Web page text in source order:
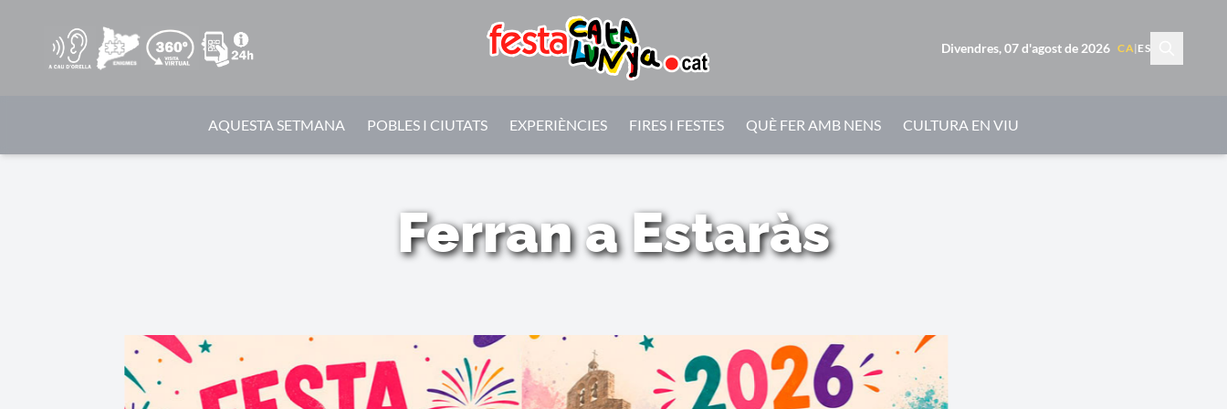
Divendres, 07 d'agost de 2026 CA| ES
AQUESTA SETMANA POBLES I CIUTATS EXPERIÈNCIES FIRES I FESTES QUÈ FER AMB NENS CULTURA EN VIU
Ferran a Estaràs